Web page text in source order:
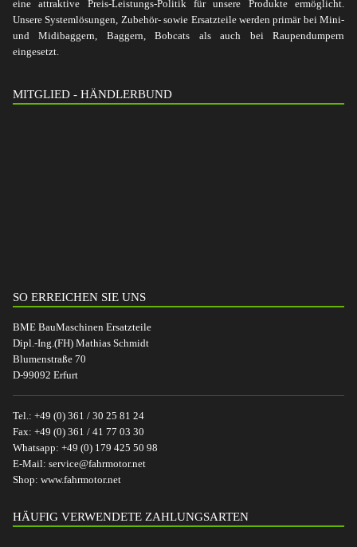
eine attraktive Preis-Leistungs-Politik für unsere Produkte ermöglicht.
Unsere Systemlösungen, Zubehör- sowie Ersatzteile werden primär bei Mini-
und Midibaggern, Baggern, Bobcats als auch bei Raupendumpern
eingesetzt.
MITGLIED - HÄNDLERBUND
SO ERREICHEN SIE UNS
BME BauMaschinen Ersatzteile
Dipl.-Ing.(FH) Mathias Schmidt
Blumenstraße 70
D-99092 Erfurt
Tel.: +49 (0) 361 / 30 25 81 24
Fax: +49 (0) 361 / 41 77 03 30
Whatsapp: +49 (0) 179 425 50 98
E-Mail: service@fahrmotor.net
Shop: www.fahrmotor.net
HÄUFIG VERWENDETE ZAHLUNGSARTEN